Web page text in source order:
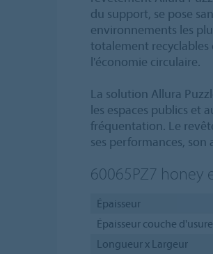
du support, se pose
environnements les
totalement recyclables
l'économie circulaire.
La solution Allura
les espaces publics et
fréquentation. Le
ses performances, son
60065PZ7 honey
Épaisseur
Épaisseur couche d'usure
Longueur x Largeur